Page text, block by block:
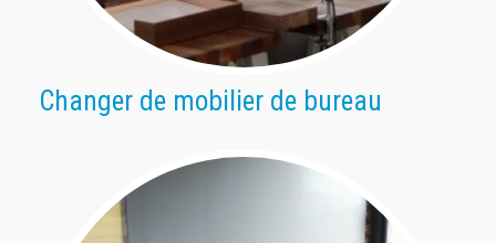
Changer de mobilier de bureau